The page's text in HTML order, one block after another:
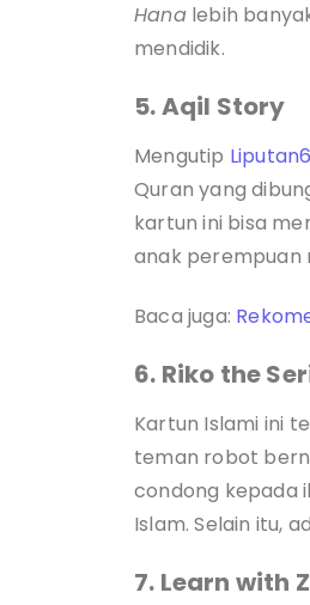
Hanalebih
mendidik.
5. Aqil Story
Mengutip
Quran yang
kartun ini bisa
anak perempuan
Baca juga:
6. Riko the
Kartun Islami ini
teman robot
condong kepada
Islam. Selain itu,
7. Learn with